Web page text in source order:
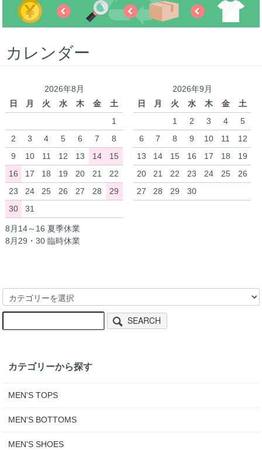
カレンダー
2026年8月
日
月 火 水 木 金
土
1
2
3 4 5 6 7
8
9
10 11 12 13 14
15
16
17 18 19 20 21
22
23
24 25 26 27 28
29
30
31
2026年9月
日
月 火 水 木 金
土
1
2 3 4
5
6
7 8 9 10 11
12
13
14 15 16 17 18
19
20
21 22 23 24 25
26
27
28 29 30
8月14～16 夏季休業
8月29・30 臨時休業
SEARCH
カテゴリーから探す
MEN'S TOPS
MEN'S BOTTOMS
MEN'S SHOES